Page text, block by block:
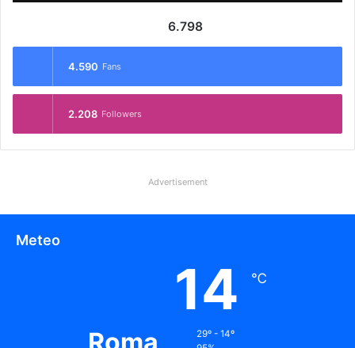
6.798
4.590 Fans
2.208 Followers
Advertisement
Meteo
Roma
14 ℃
29º - 14º